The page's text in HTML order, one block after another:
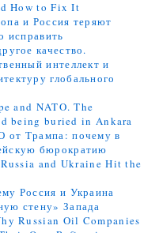
How to Fix It
и Россия теряют
исправить
качество.
интеллект и
глобального
and NATO. The
being buried in Ankara
от Трампа: почему в
бюрократию
and Ukraine Hit the
Россия и Украина
стену» Запада
Russian Oil Companies